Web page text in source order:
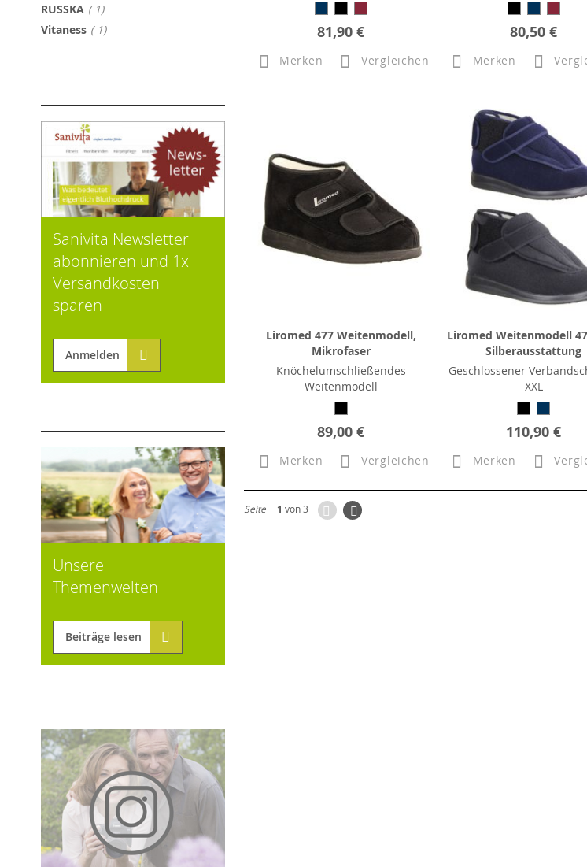
81,90 €
Merken Vergleichen
80,50 €
Merken
Liromed 477 Weitenmodell,
Mikrofaser
Knöchelumschließendes
Weitenmodell
89,00 €
Merken Vergleichen
Liromed Weitenmodell
Silberausstattung
Geschlossener
XXL
110,90 €
Merken
Seite 1 von 3 ZurückSeite
Weiter
RUSSKA 1Artikel
Vitaness 1Artikel
Sanivita Newsletter
abonnieren und 1x
Versandkosten
sparen
Anmelden
Unsere
Themenwelten
Beiträge lesen